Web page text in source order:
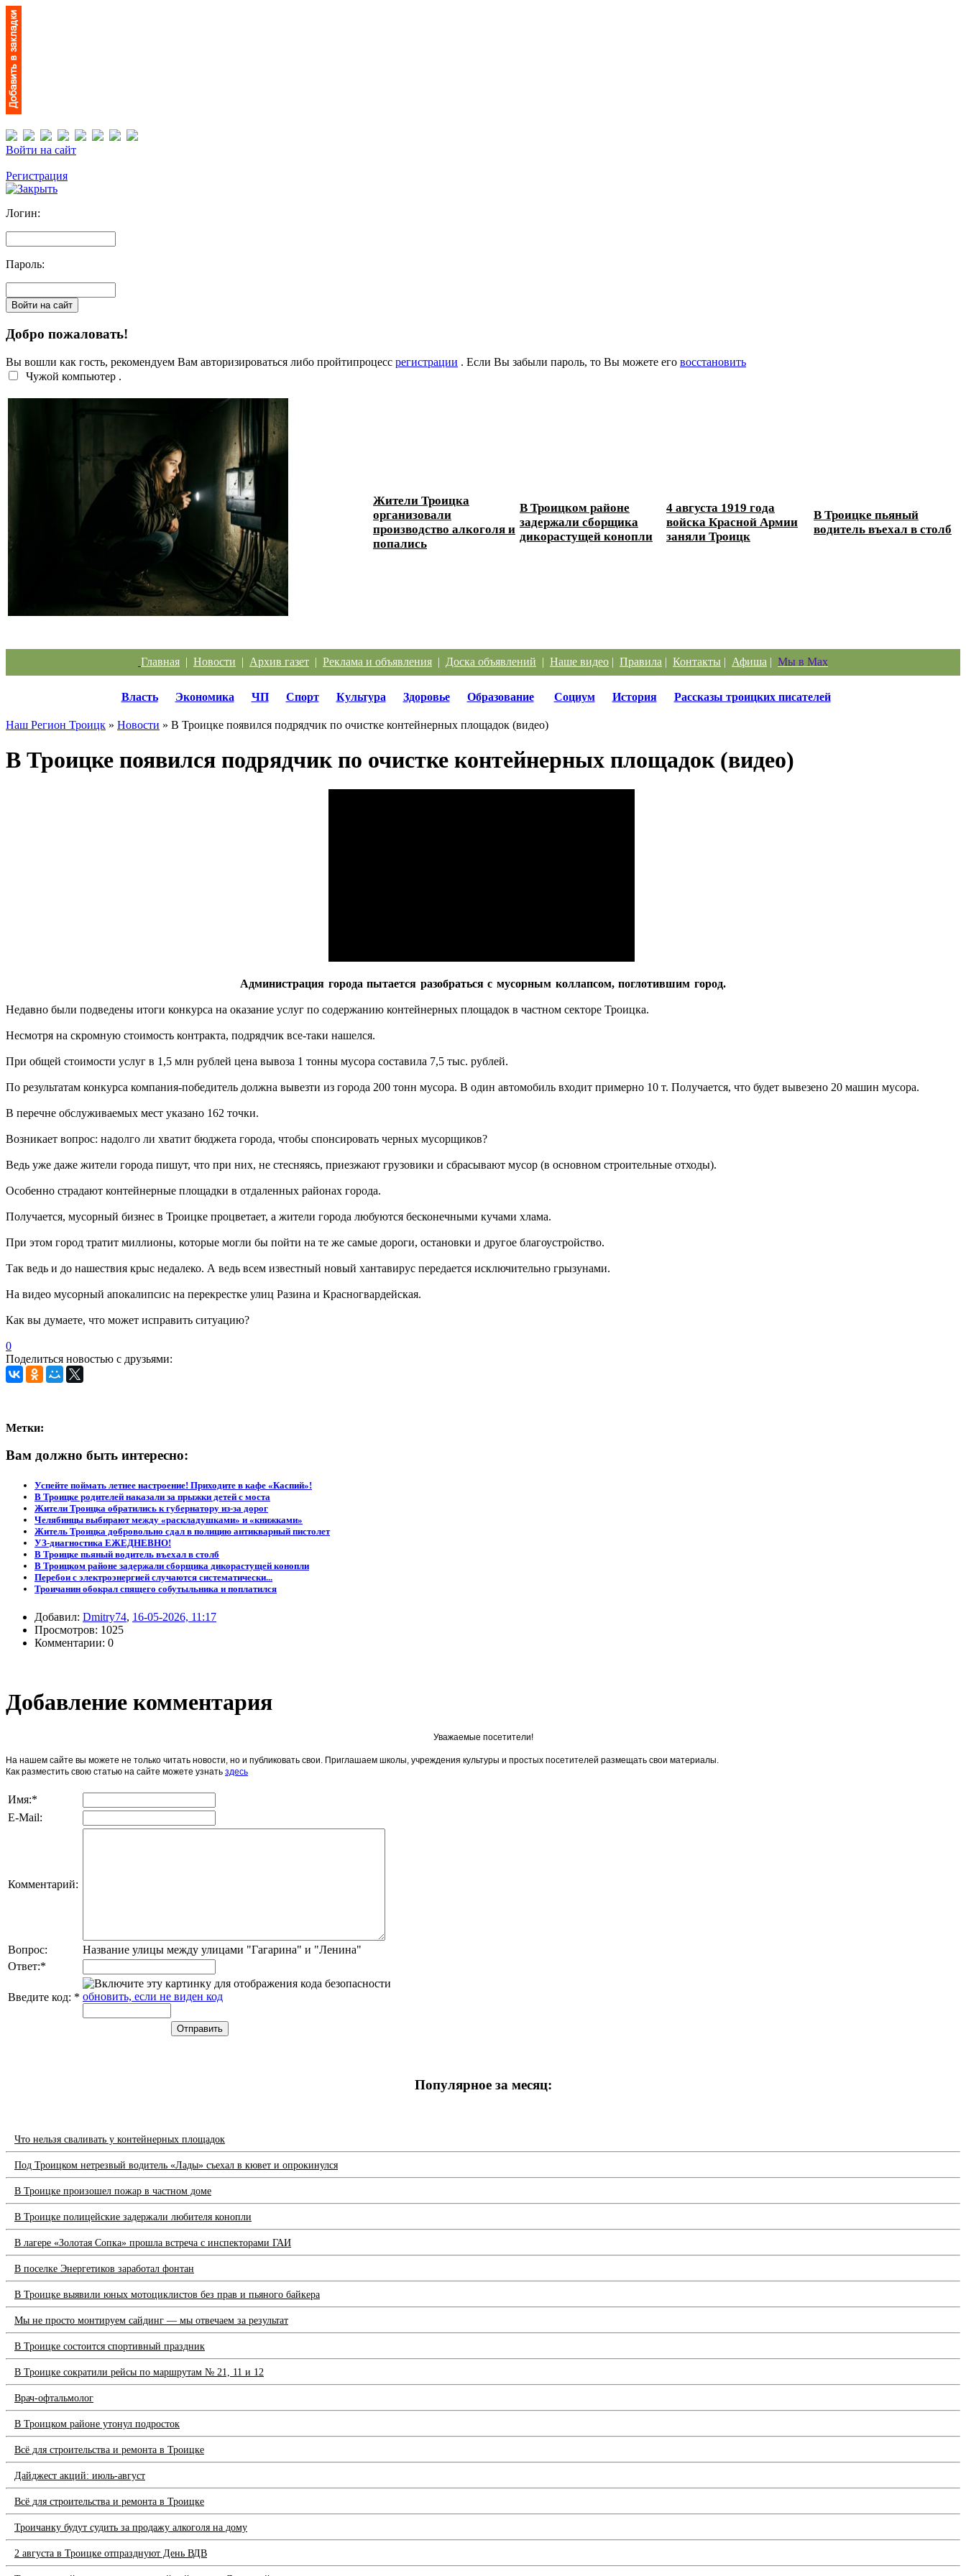
Войти на сайт
Регистрация
Логин:
Пароль:
Добро пожаловать!
Вы вошли как гость, рекомендуем Вам авторизироваться либо пройтипроцесс регистрации . Если Вы забыли пароль, то Вы можете его восстановить
Чужой компьютер .
Жители Троицка
организовали
производство алкоголя и
попались
В Троицком районе
задержали сборщика
дикорастущей конопли
4 августа 1919 года
войска Красной Армии
заняли Троицк
В Троицке пьяный
водитель въехал в столб
Главная | Новости | Архив газет | Реклама и объявления | Доска объявлений | Наше видео | Правила | Контакты | Афиша | Мы в Max
Власть Экономика ЧП Спорт Культура Здоровье Образование Социум История Рассказы троицких писателей
Наш Регион Троицк » Новости » В Троицке появился подрядчик по очистке контейнерных площадок (видео)
В Троицке появился подрядчик по очистке контейнерных площадок (видео)
Администрация города пытается разобраться с мусорным коллапсом, поглотившим город.
Недавно были подведены итоги конкурса на оказание услуг по содержанию контейнерных площадок в частном секторе Троицка.
Несмотря на скромную стоимость контракта, подрядчик все-таки нашелся.
При общей стоимости услуг в 1,5 млн рублей цена вывоза 1 тонны мусора составила 7,5 тыс. рублей.
По результатам конкурса компания-победитель должна вывезти из города 200 тонн мусора. В один автомобиль входит примерно 10 т. Получается, что будет вывезено 20 машин мусора.
В перечне обслуживаемых мест указано 162 точки.
Возникает вопрос: надолго ли хватит бюджета города, чтобы спонсировать черных мусорщиков?
Ведь уже даже жители города пишут, что при них, не стесняясь, приезжают грузовики и сбрасывают мусор (в основном строительные отходы).
Особенно страдают контейнерные площадки в отдаленных районах города.
Получается, мусорный бизнес в Троицке процветает, а жители города любуются бесконечными кучами хлама.
При этом город тратит миллионы, которые могли бы пойти на те же самые дороги, остановки и другое благоустройство.
Так ведь и до нашествия крыс недалеко. А ведь всем известный новый хантавирус передается исключительно грызунами.
На видео мусорный апокалипсис на перекрестке улиц Разина и Красногвардейская.
Как вы думаете, что может исправить ситуацию?
0
Поделиться новостью с друзьями:
Метки:
Вам должно быть интересно:
Успейте поймать летнее настроение! Приходите в кафе «Каспий»!
В Троицке родителей наказали за прыжки детей с моста
Жители Троицка обратились к губернатору из-за дорог
Челябинцы выбирают между «раскладушками» и «книжками»
Житель Троицка добровольно сдал в полицию антикварный пистолет
УЗ-диагностика ЕЖЕДНЕВНО!
В Троицке пьяный водитель въехал в столб
В Троицком районе задержали сборщика дикорастущей конопли
Перебои с электроэнергией случаются систематически...
Троичанин обокрал спящего собутыльника и поплатился
Добавил: Dmitry74, 16-05-2026, 11:17
Просмотров: 1025
Комментарии: 0
Добавление комментария
Уважаемые посетители!
На нашем сайте вы можете не только читать новости, но и публиковать свои. Приглашаем школы, учреждения культуры и простых посетителей размещать свои материалы.
Как разместить свою статью на сайте можете узнать здесь
Имя:*
E-Mail:
Комментарий:
Вопрос:
Название улицы между улицами "Гагарина" и "Ленина"
Ответ:*
Введите код: * обновить, если не виден код
Популярное за месяц:
Что нельзя сваливать у контейнерных площадок
Под Троицком нетрезвый водитель «Лады» съехал в кювет и опрокинулся
В Троицке произошел пожар в частном доме
В Троицке полицейские задержали любителя конопли
В лагере «Золотая Сопка» прошла встреча с инспекторами ГАИ
В поселке Энергетиков заработал фонтан
В Троицке выявили юных мотоциклистов без прав и пьяного байкера
Мы не просто монтируем сайдинг — мы отвечаем за результат
В Троицке состоится спортивный праздник
В Троицке сократили рейсы по маршрутам № 21, 11 и 12
Врач-офтальмолог
В Троицком районе утонул подросток
Всё для строительства и ремонта в Троицке
Дайджест акций: июль-август
Всё для строительства и ремонта в Троицке
Троичанку будут судить за продажу алкоголя на дому
2 августа в Троицке отпразднуют День ВДВ